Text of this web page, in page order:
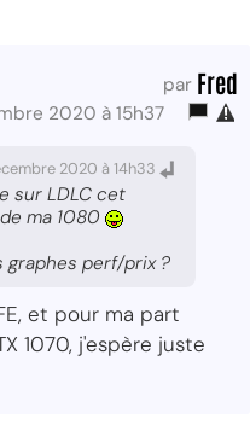
par Fred
2020 à 15h37
2020 à 14h33
sur LDLC cet
ma 1080
graphes perf/prix ?
et pour ma part
1070, j'espère juste